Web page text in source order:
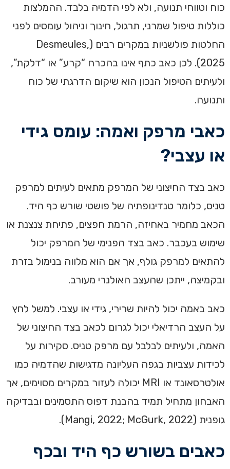
כוח וטווחי תנועה, ולא לפי הדמיה בלבד. ההמלצות
כוללות טיפול שמרני, תרגול, חינוך וניהול עומסים לפני
החלטות פולשניות במקרים רבים (Desmeules,
2025). לכן כאב כתף אינו בהכרח “קרע” או “דלקת”,
ולעיתים הטיפול הנכון הוא שיקום הדרגתי של כוח
ותנועה.
כאבי מרפק ואמה: עומס גידי
או עצבי?
כאב בצד החיצוני של המרפק מתאים לעיתים למרפק
טניס, כלומר טנדינופתיה של פושטי שורש כף היד.
הכאב מחמיר באחיזה, הרמת חפצים, פתיחת צנצנת או
שימוש בעכבר. כאב בצד הפנימי של המרפק יכול
להתאים למרפק גולף, אך אם הוא מלווה בנימול בזרת
ובקמיצה, ייתכן שהעצב האולנרי מעורב.
כאב באמה יכול להיות שרירי, גידי או עצבי. למשל לחץ
על העצב הרדיאלי יכול לגרום לכאב בצד החיצוני של
האמה, ולעיתים לבלבל עם מרפק טניס. סקירות על
לכידות עצביות בגפה העליונה מדגישות שהדמיה כמו
אולטרסאונד או MRI יכולה לעזור במקרים מסוימים, אך
האבחון מתחיל תמיד בהבנת דפוס התסמינים ובבדיקה
גופנית (Mangi, 2022; McGurk, 2022).
כאבים בשורש כף היד ובכף